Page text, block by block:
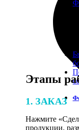
Этапы
1. ЗАКАЗ
Нажмите
продукции,